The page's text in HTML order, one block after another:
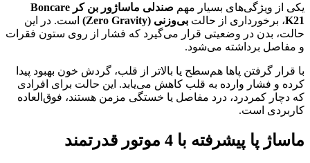
یکی از ویژگی‌های بسیار مهم
صندلی ماساژور بن کر Boncare
K21، برخورداری از حالت بی‌وزنی (Zero Gravity)
است. در این
حالت، بدن در وضعیتی قرار می‌گیرد که فشار از روی ستون فقرات
و مفاصل برداشته می‌شود.
با قرار گرفتن پاها هم‌سطح یا بالاتر از قلب، گردش خون بهبود پیدا
کرده و فشار وارده به قلب کاهش می‌یابد. این حالت برای افرادی
که دچار کمردرد، درد مفاصل یا خستگی مزمن هستند، فوق‌العاده
کاربردی است.
ماساژ پا پیشرفته با 4 موتور قدرتمند